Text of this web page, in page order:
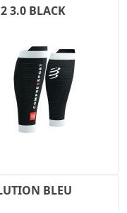
3.0 BLACK
BLEU